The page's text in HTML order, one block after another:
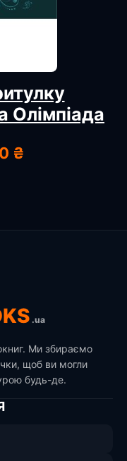
Олімпіада
₴
.ua
Ми збираємо
щоб ви могли
будь-де.